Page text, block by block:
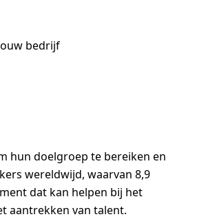
bedrijf
hun doelgroep te bereiken en
wereldwijd, waarvan 8,9
dat kan helpen bij het
aantrekken van talent.